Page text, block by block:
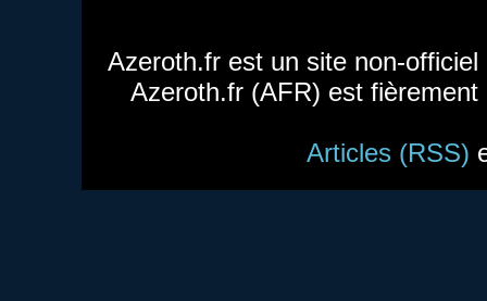
Azeroth.fr est un site non-
Azeroth.fr (AFR) est
Articles (RSS)